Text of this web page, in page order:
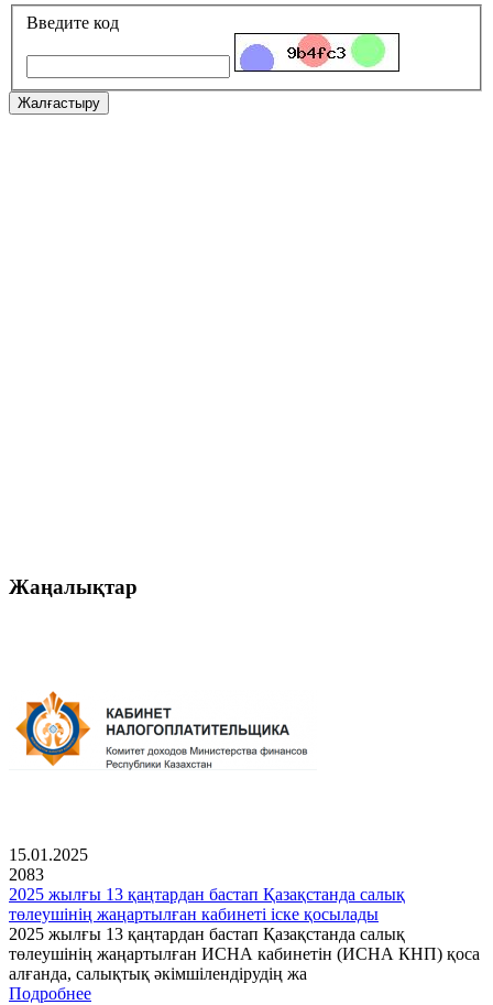
Введите код
Жалғастыру
Жаңалықтар
15.01.2025
2083
2025 жылғы 13 қаңтардан бастап Қазақстанда салық
төлеушінің жаңартылған кабинеті іске қосылады
2025 жылғы 13 қаңтардан бастап Қазақстанда салық
төлеушінің жаңартылған ИСНА кабинетін (ИСНА КНП) қоса
алғанда, салықтық әкімшілендірудің жа
Подробнее